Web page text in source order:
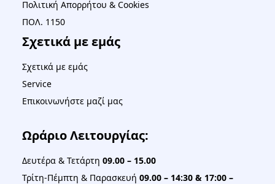
Πολιτική Απορρήτου & Cookies
ΠΟΛ. 1150
Σχετικά με εμάς
Σχετικά με εμάς
Service
Επικοινωνήστε μαζί μας
Ωράριο Λειτουργίας:
Δευτέρα & Τετάρτη 09.00 – 15.00
Τρίτη-Πέμπτη & Παρασκευή 09.00 – 14:30 & 17:00 –